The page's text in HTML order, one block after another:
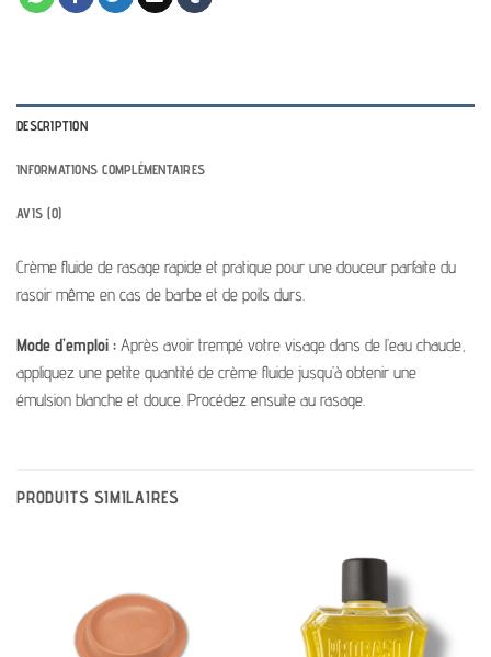
DESCRIPTION
INFORMATIONS COMPLÉMENTAIRES
AVIS (0)
Crème fluide de rasage rapide et pratique pour une douceur parfaite du
rasoir même en cas de barbe et de poils durs.
Mode d’emploi : Après avoir trempé votre visage dans de l’eau chaude,
appliquez une petite quantité de crème fluide jusqu’à obtenir une
émulsion blanche et douce. Procédez ensuite au rasage.
PRODUITS SIMILAIRES